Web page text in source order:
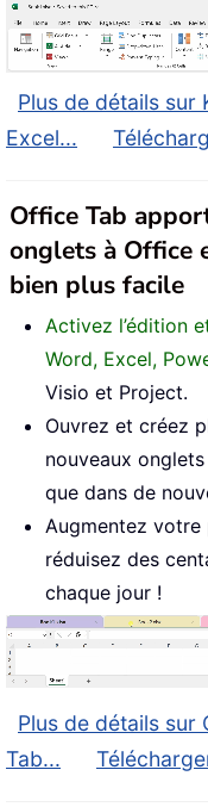
Plus de détails sur
Excel...
Office Tab
onglets à Office
bien plus facile
Activez l’édition
Word, Excel,
Visio et Project.
Ouvrez et créez
nouveaux
que dans de
Augmentez
réduisez des
chaque jour !
Plus de détails sur
Tab...